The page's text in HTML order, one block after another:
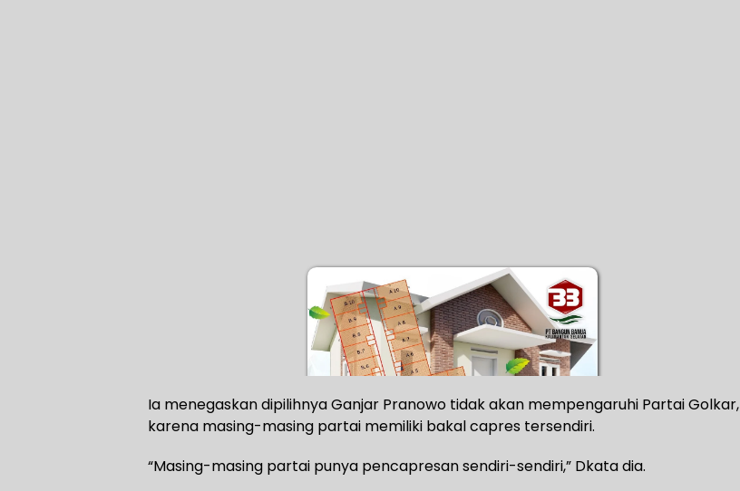
Ia menegaskan dipilihnya Ganjar Pranowo tidak akan mempengaruhi Partai Golkar,
karena masing-masing partai memiliki bakal capres tersendiri.
“Masing-masing partai punya pencapresan sendiri-sendiri,” Dkata dia.